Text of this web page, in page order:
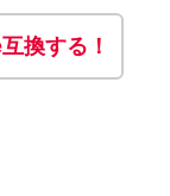
換する！